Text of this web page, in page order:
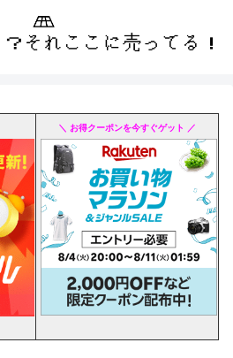
＼ お得クーポンを今すぐゲット ／